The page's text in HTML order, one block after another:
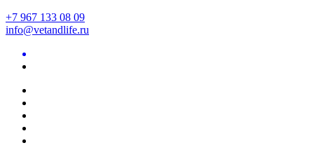
+7 967 133 08 09
info@vetandlife.ru